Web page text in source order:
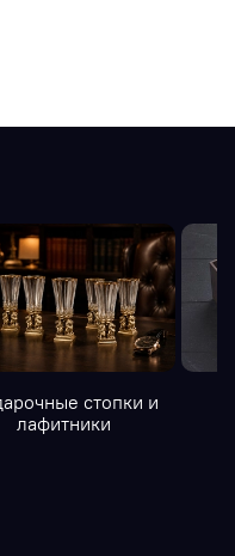
стопки и
лафитники